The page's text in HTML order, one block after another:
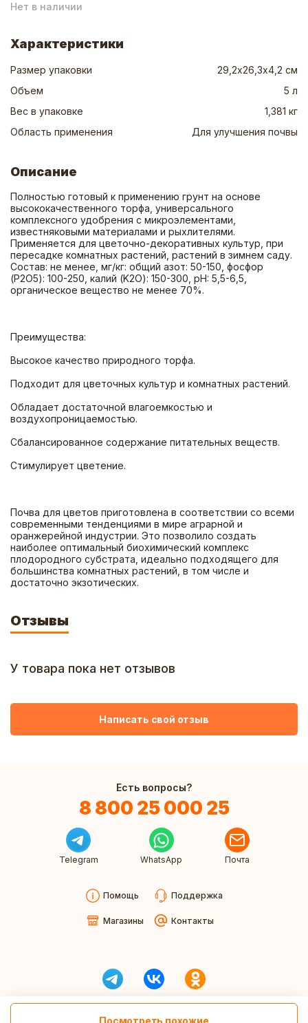
Нет в наличии
Посмотреть похожие
Характеристики
Размер упаковки
29,2х26,3х4,2 см
Объем
5 л
Вес в упаковке
1,381 кг
Область применения
Для улучшения почвы
Описание
Полностью готовый к применению грунт на основе
высококачественного торфа, универсального
комплексного удобрения с микроэлементами,
известняковыми материалами и рыхлителями.
Применяется для цветочно-декоративных культур, при
пересадке комнатных растений, растений в зимнем саду.
Состав: не менее, мг/кг: общий азот: 50-150, фосфор
(P2O5): 100-250, калий (K2O): 150-300, pH: 5,5-6,5,
Обладает достаточной влагоемкостью и
Почва для цветов приготовлена в соответствии со всеми
современными тенденциями в мире аграрной и
оранжерейной индустрии. Это позволило создать
наиболее оптимальный биохимический комплекс
плодородного субстрата, идеально подходящего для
большинства комнатных растений, в том числе и
достаточно экзотических.
Отзывы
У товара пока нет отзывов
Написать свой отзыв
Есть вопросы?
8 800 25 000 25
Telegram WhatsApp Почта
Помощь Поддержка
Магазины Контакты